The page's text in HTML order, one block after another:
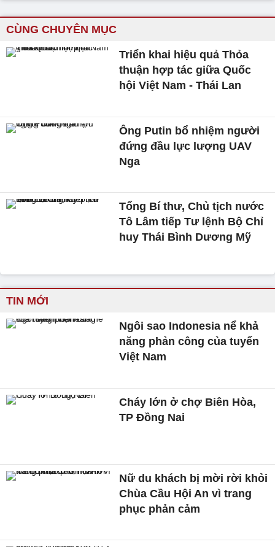
CÙNG CHUYÊN MỤC
Triển khai hiệu quả Thỏa
thuận hợp tác giữa Quốc
hội Việt Nam - Thái Lan
Ông Putin bổ nhiệm người
đứng đầu lực lượng UAV
Nga
Tổng Bí thư, Chủ tịch nước
Tô Lâm tiếp Tư lệnh Bộ Chỉ
huy Thái Bình Dương Mỹ
TIN MỚI
Ngôi sao Indonesia nể khả
năng phản công của tuyển
Việt Nam
Cháy lớn ở chợ Biên Hòa,
TP Đồng Nai
Nữ du khách bị mời rời khỏi
Chùa Cầu Hội An vì trang
phục phản cảm